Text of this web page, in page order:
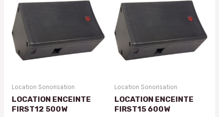
Location Sonorisation
LOCATION ENCEINTE
FIRST12 500W
Location Sonorisation
LOCATION ENCEINTE
FIRST15 600W